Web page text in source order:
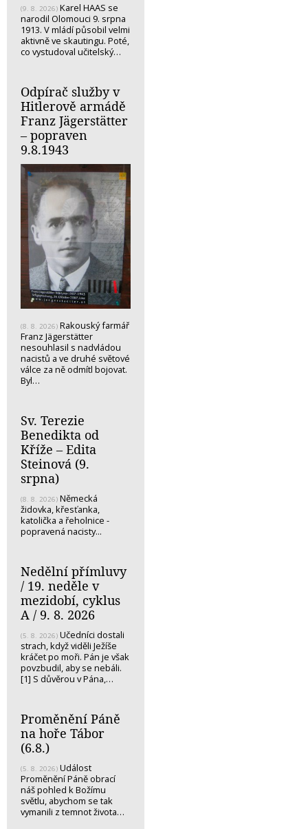
(9. 8. 2026) Karel HAAS se
narodil Olomouci 9. srpna
1913. V mládí působil velmi
aktivně ve skautingu. Poté,
co vystudoval učitelský…
Odpírač služby v
Hitlerově armádě
Franz Jägerstätter
– popraven
9.8.1943
(8. 8. 2026) Rakouský farmář
Franz Jägerstätter
nesouhlasil s nadvládou
nacistů a ve druhé světové
válce za ně odmítl bojovat.
Byl…
Sv. Terezie
Benedikta od
Kříže – Edita
Steinová (9.
srpna)
(8. 8. 2026) Německá
židovka, křesťanka,
katolička a řeholnice -
popravená nacisty...
Nedělní přímluvy
/ 19. neděle v
mezidobí, cyklus
A / 9. 8. 2026
(5. 8. 2026) Učedníci dostali
strach, když viděli Ježíše
kráčet po moři. Pán je však
povzbudil, aby se nebáli.
[1] S důvěrou v Pána,…
Proměnění Páně
na hoře Tábor
(6.8.)
(5. 8. 2026) Událost
Proměnění Páně obrací
náš pohled k Božímu
světlu, abychom se tak
vymanili z temnot života…